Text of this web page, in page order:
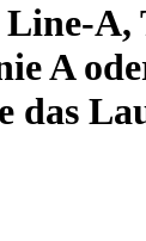
Line-A,
A
das